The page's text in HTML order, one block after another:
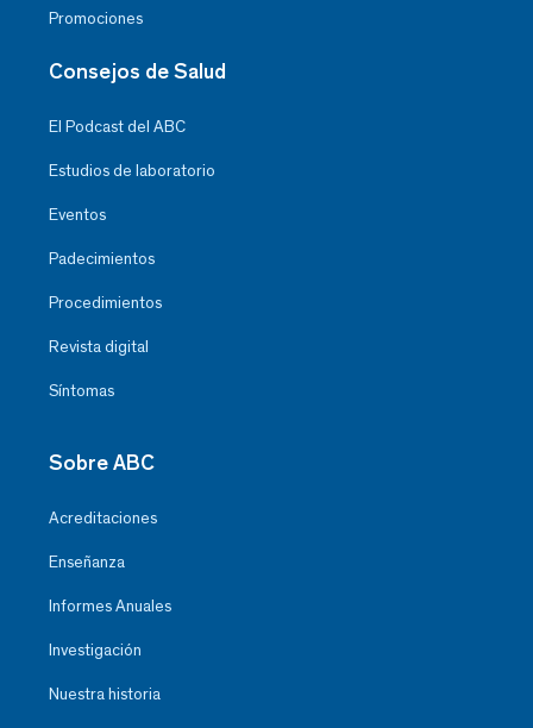
Promociones
Consejos de Salud
El Podcast del ABC
Estudios de laboratorio
Eventos
Padecimientos
Procedimientos
Revista digital
Síntomas
Sobre ABC
Acreditaciones
Enseñanza
Informes Anuales
Investigación
Nuestra historia